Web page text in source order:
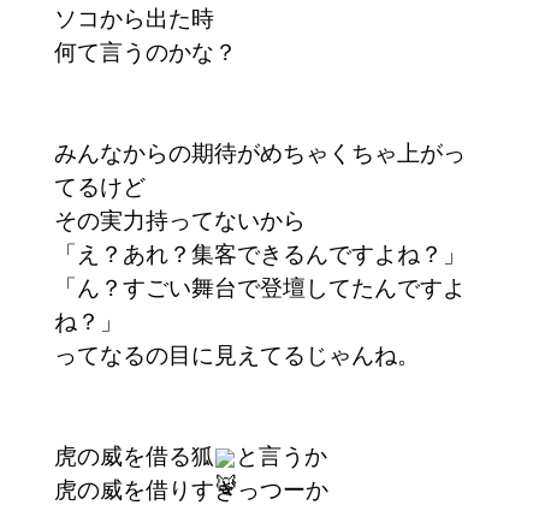
ソコから出た時
何て言うのかな？
みんなからの期待がめちゃくちゃ上がっ
てるけど
その実力持ってないから
「え？あれ？集客できるんですよね？」
「ん？すごい舞台で登壇してたんですよ
ね？」
ってなるの目に見えてるじゃんね。
虎の威を借る狐
と言うか
虎の威を借りすぎっつーか